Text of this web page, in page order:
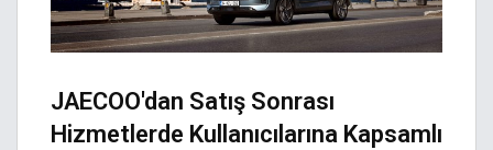
JAECOO'dan Satış Sonrası
Hizmetlerde Kullanıcılarına Kapsamlı